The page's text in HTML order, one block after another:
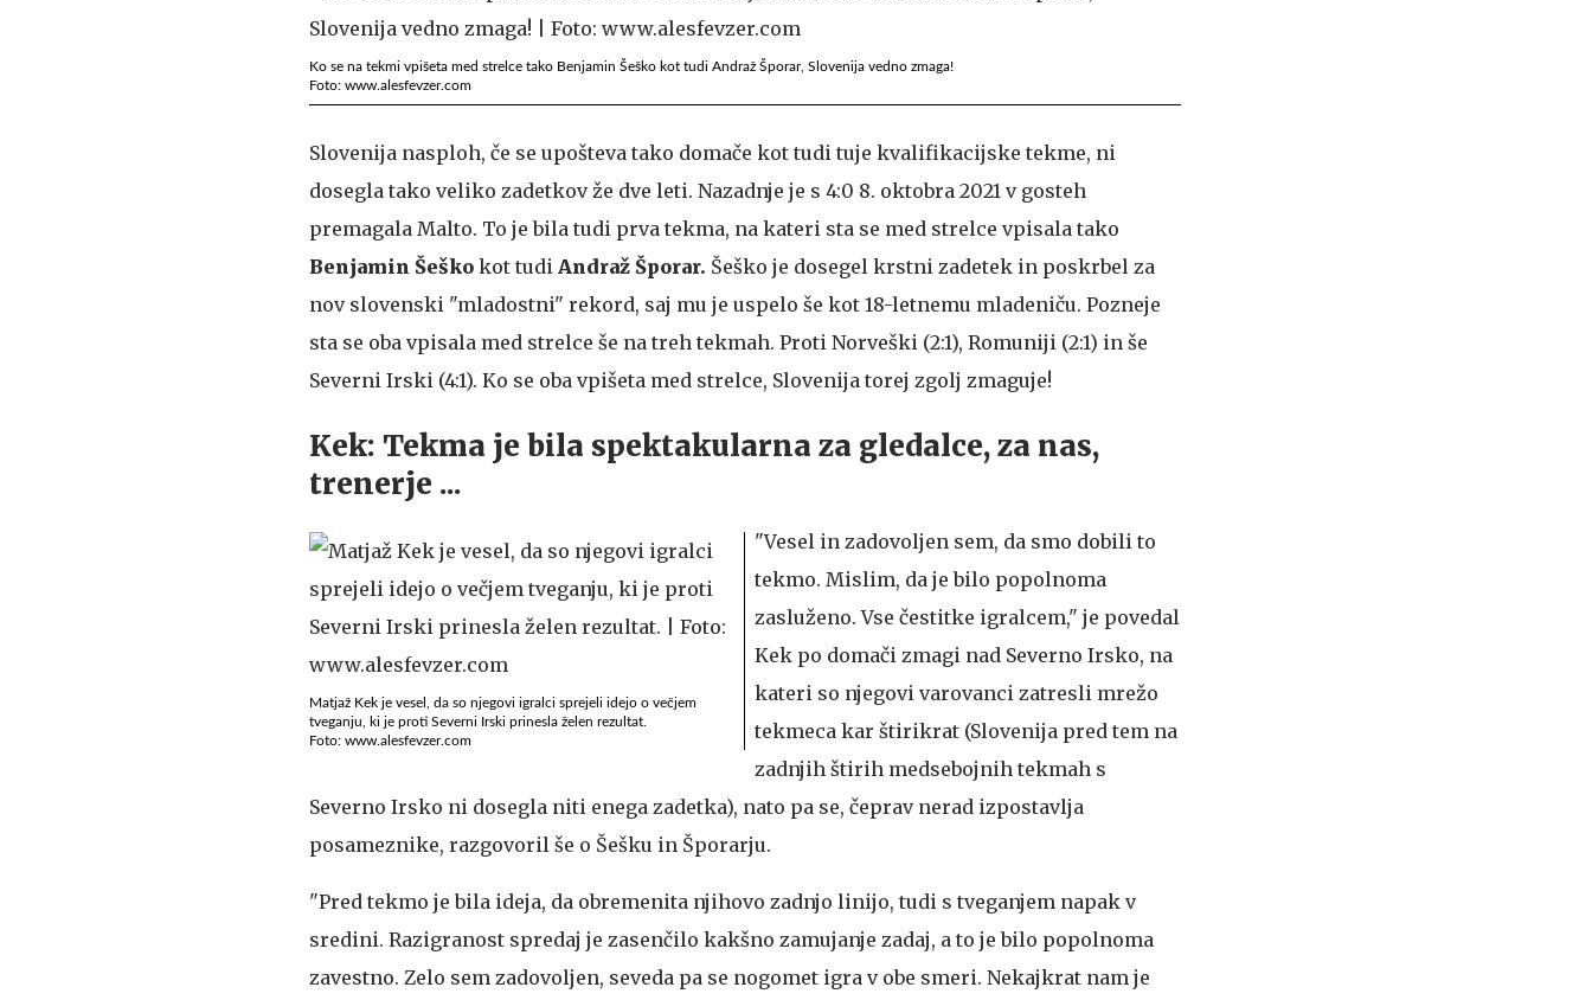
Ko se na tekmi vpišeta med strelce tako Benjamin Šeško kot tudi Andraž Šporar, Slovenija vedno zmaga!
Foto: www.alesfevzer.com
Slovenija nasploh, če se upošteva tako domače kot tudi tuje kvalifikacijske tekme, ni
dosegla tako veliko zadetkov že dve leti. Nazadnje je s 4:0 8. oktobra 2021 v gosteh
premagala Malto. To je bila tudi prva tekma, na kateri sta se med strelce vpisala tako
Benjamin Šeško kot tudi Andraž Šporar. Šeško je dosegel krstni zadetek in poskrbel za
nov slovenski "mladostni" rekord, saj mu je uspelo še kot 18-letnemu mladeniču. Pozneje
sta se oba vpisala med strelce še na treh tekmah. Proti Norveški (2:1), Romuniji (2:1) in še
Severni Irski (4:1). Ko se oba vpišeta med strelce, Slovenija torej zgolj zmaguje!
Kek: Tekma je bila spektakularna za gledalce, za nas,
trenerje ...
Matjaž Kek je vesel, da so njegovi igralci sprejeli idejo o večjem
tveganju, ki je proti Severni Irski prinesla želen rezultat.
Foto: www.alesfevzer.com
"Vesel in zadovoljen sem, da smo dobili to
tekmo. Mislim, da je bilo popolnoma
zasluženo. Vse čestitke igralcem," je povedal
Kek po domači zmagi nad Severno Irsko, na
kateri so njegovi varovanci zatresli mrežo
tekmeca kar štirikrat (Slovenija pred tem na
zadnjih štirih medsebojnih tekmah s
Severno Irsko ni dosegla niti enega zadetka), nato pa se, čeprav nerad izpostavlja
posameznike, razgovoril še o Šešku in Šporarju.
"Pred tekmo je bila ideja, da obremenita njihovo zadnjo linijo, tudi s tveganjem napak v
sredini. Razigranost spredaj je zasenčilo kakšno zamujanje zadaj, a to je bilo popolnoma
zavestno. Zelo sem zadovoljen, seveda pa se nogomet igra v obe smeri. Nekajkrat nam je